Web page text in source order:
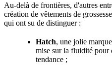
Au-delà de frontières, d'autres
création de vêtements de
qui ont su de distinguer :
Hatch, une jolie
mise sur la fluidité pour
tendance ;